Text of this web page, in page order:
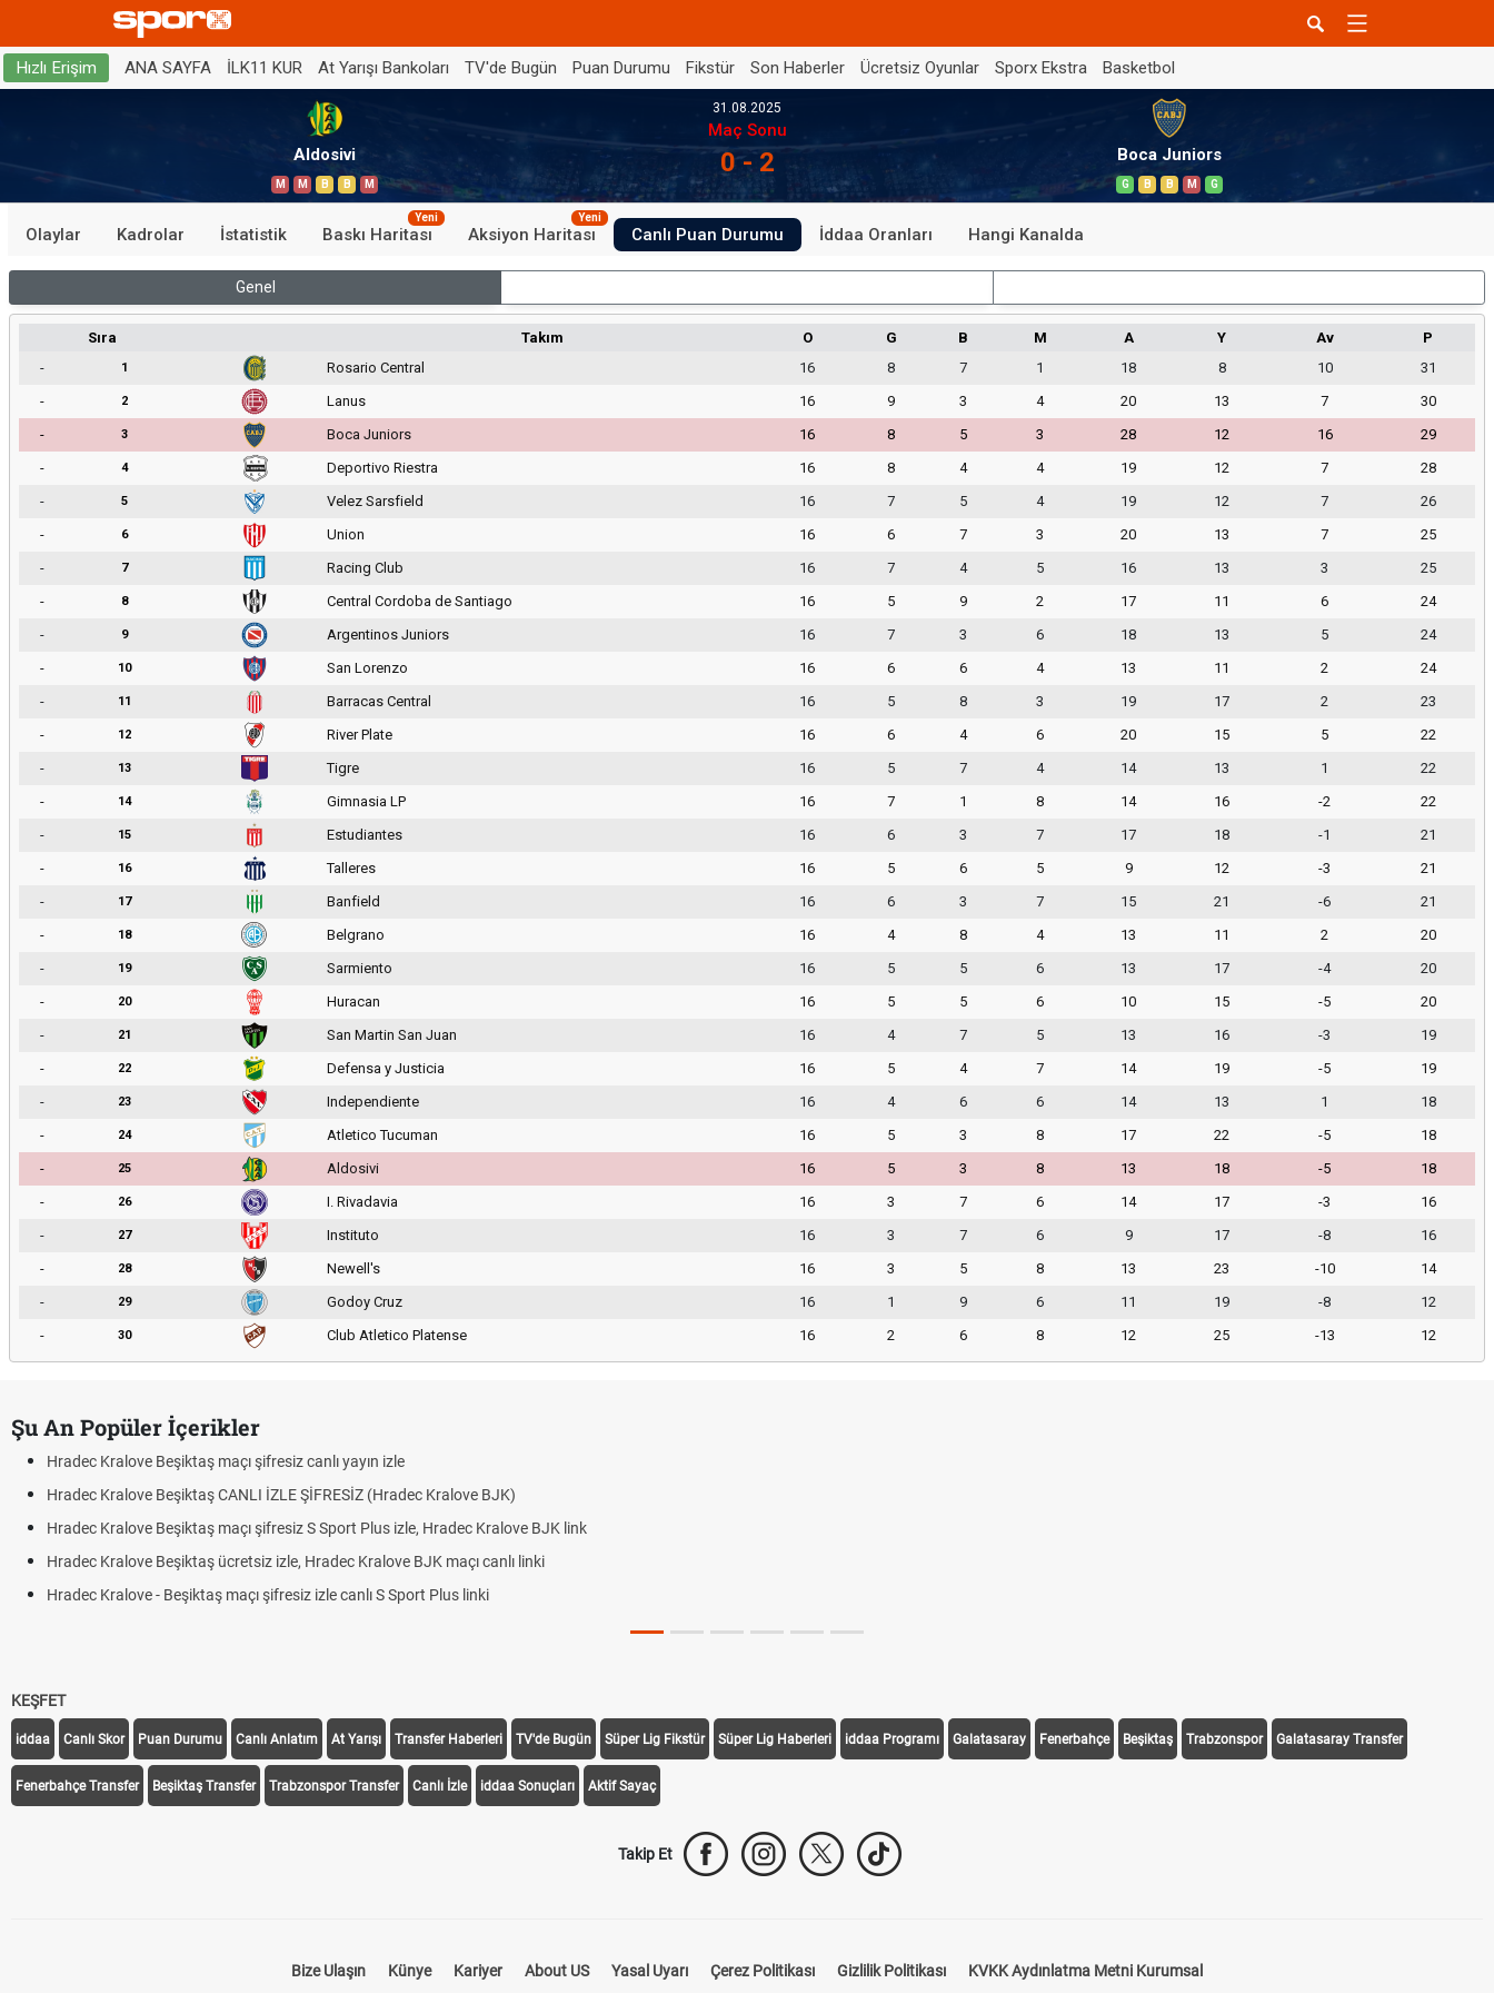
Hızlı Erişim ANA SAYFA İLK11 KUR At Yarışı Bankoları TV'de Bugün Puan Durumu Fikstür Son Haberler Ücretsiz Oyunlar Sporx Ekstra Basketbol
Aldosivi
M M B B M
31.08.2025
Maç Sonu
0 - 2 Boca Juniors
G B B M G
Olaylar Kadrolar İstatistik Baskı Haritası
Yeni
Aksiyon Haritası
Yeni
Canlı Puan Durumu İddaa Oranları Hangi Kanalda
Genel
Sıra Takım O G B M A Y Av
P
-
1 Rosario Central 16 8 7 1 18 8 10
31
-
2 Lanus 16 9 3 4 20 13 7
30
-
3 Boca Juniors 16 8 5 3 28 12 16
29
-
4 Deportivo Riestra 16 8 4 4 19 12 7
28
-
5 Velez Sarsfield 16 7 5 4 19 12 7
26
-
6 Union 16 6 7 3 20 13 7
25
-
7 Racing Club 16 7 4 5 16 13 3
25
-
8 Central Cordoba de Santiago 16 5 9 2 17 11 6
24
-
9 Argentinos Juniors 16 7 3 6 18 13 5
24
-
10 San Lorenzo 16 6 6 4 13 11 2
24
-
11 Barracas Central 16 5 8 3 19 17 2
23
-
12 River Plate 16 6 4 6 20 15 5
22
-
13 Tigre 16 5 7 4 14 13 1
22
-
14 Gimnasia LP 16 7 1 8 14 16 -2
22
-
15 Estudiantes 16 6 3 7 17 18 -1
21
-
16 Talleres 16 5 6 5 9 12 -3
21
-
17 Banfield 16 6 3 7 15 21 -6
21
-
18 Belgrano 16 4 8 4 13 11 2
20
-
19 Sarmiento 16 5 5 6 13 17 -4
20
-
20 Huracan 16 5 5 6 10 15 -5
20
-
21 San Martin San Juan 16 4 7 5 13 16 -3
19
-
22 Defensa y Justicia 16 5 4 7 14 19 -5
19
-
23 Independiente 16 4 6 6 14 13 1
18
-
24 Atletico Tucuman 16 5 3 8 17 22 -5
18
-
25 Aldosivi 16 5 3 8 13 18 -5
18
-
26 I. Rivadavia 16 3 7 6 14 17 -3
16
-
27 Instituto 16 3 7 6 9 17 -8
16
-
28 Newell's 16 3 5 8 13 23 -10
14
-
29 Godoy Cruz 16 1 9 6 11 19 -8
12
-
30 Club Atletico Platense 16 2 6 8 12 25 -13 12
Şu An Popüler İçerikler
Hradec Kralove Beşiktaş maçı şifresiz canlı yayın izle
Hradec Kralove Beşiktaş CANLI İZLE ŞİFRESİZ (Hradec Kralove BJK)
Hradec Kralove Beşiktaş maçı şifresiz S Sport Plus izle, Hradec Kralove BJK link
Hradec Kralove Beşiktaş ücretsiz izle, Hradec Kralove BJK maçı canlı linki
Hradec Kralove - Beşiktaş maçı şifresiz izle canlı S Sport Plus linki
KEŞFET
iddaa Canlı Skor Puan Durumu Canlı Anlatım At Yarışı Transfer Haberleri TV'de Bugün Süper Lig Fikstür Süper Lig Haberleri iddaa Programı Galatasaray Fenerbahçe Beşiktaş Trabzonspor Galatasaray Transfer
Fenerbahçe Transfer Beşiktaş Transfer Trabzonspor Transfer Canlı İzle iddaa Sonuçları Aktif Sayaç
Takip Et
Bize Ulaşın Künye Kariyer About US Yasal Uyarı Çerez Politikası Gizlilik Politikası KVKK Aydınlatma Metni Kurumsal